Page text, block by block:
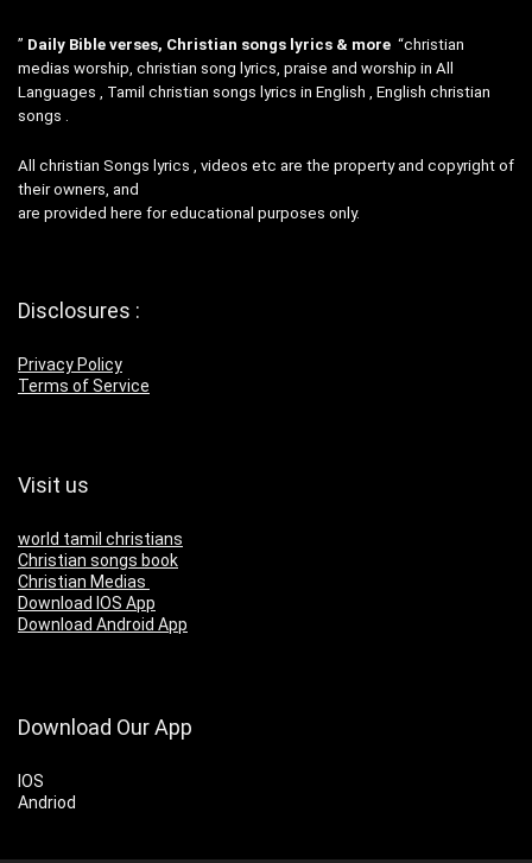
” Daily Bible verses, Christian songs lyrics & more “christian
medias worship, christian song lyrics, praise and worship in All
Languages , Tamil christian songs lyrics in English , English christian
songs .
All christian Songs lyrics , videos etc are the property and copyright of
their owners, and
are provided here for educational purposes only.
Disclosures :
Privacy Policy
Terms of Service
Visit us
world tamil christians
Christian songs book
Christian Medias
Download IOS App
Download Android App
Download Our App
IOS
Andriod